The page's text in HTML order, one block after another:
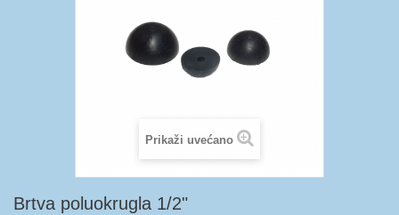
Prikaži uvećano
Brtva poluokrugla 1/2"